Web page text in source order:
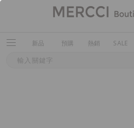
新品 預購 熱銷 SALE